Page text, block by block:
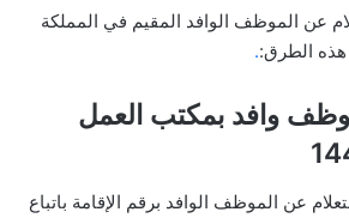
عن الموظف الوافد المقيم في المملكة
هذه الطرق:.
وافد بمكتب العمل
عن الموظف الوافد برقم الإقامة باتباع